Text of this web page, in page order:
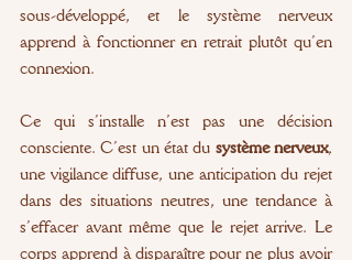
sous-développé, et le système nerveux
apprend à fonctionner en retrait plutôt qu’en
connexion.
Ce qui s’installe n’est pas une décision
consciente. C’est un état du système nerveux,
une vigilance diffuse, une anticipation du rejet
dans des situations neutres, une tendance à
s’effacer avant même que le rejet arrive. Le
corps apprend à disparaître pour ne plus avoir